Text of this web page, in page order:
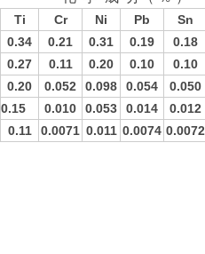
Ti Cr Ni Pb Sn
0.34 0.21 0.31 0.19 0.18
0.27 0.11 0.20 0.10 0.10
0.20 0.052 0.098 0.054 0.050
0.15 0.010 0.053 0.014 0.012
0.11 0.0071 0.011 0.0074 0.0072